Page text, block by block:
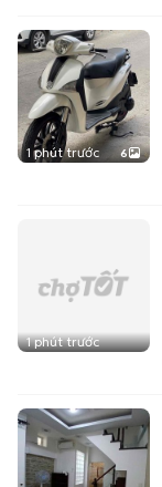
1 phút trước 6
1 phút trước